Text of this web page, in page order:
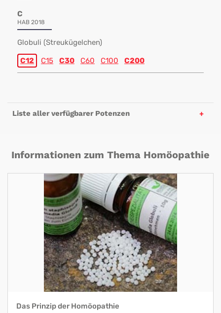
C
HAB 2018
Globuli (Streukügelchen)
C12 C15 C30 C60 C100 C200
Liste aller verfügbarer Potenzen
Informationen zum Thema Homöopathie
Das Prinzip der Homöopathie